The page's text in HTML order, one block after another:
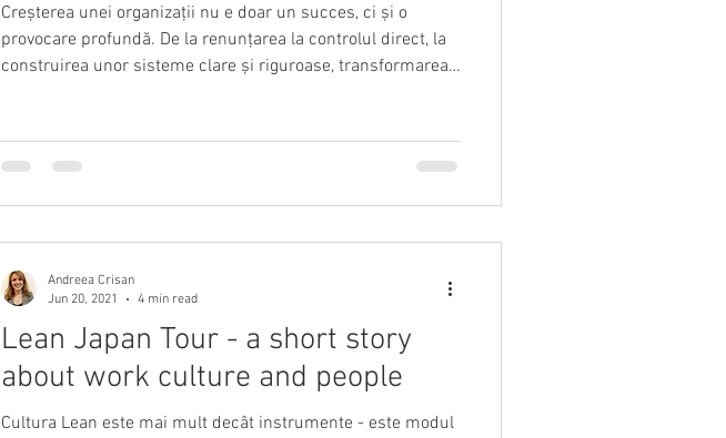
Creșterea unei organizații nu e doar un succes, ci și o
provocare profundă. De la renunțarea la controlul direct, la
construirea unor sisteme clare și riguroase, transformarea
aliniere și sens într-un mediu aflat în plină expansiune.
Lean Japan Tour - a short story
about work culture and people
Cultura Lean este mai mult decât instrumente - este modul
Andreea Crisan
Jun 20, 2021
4 min read